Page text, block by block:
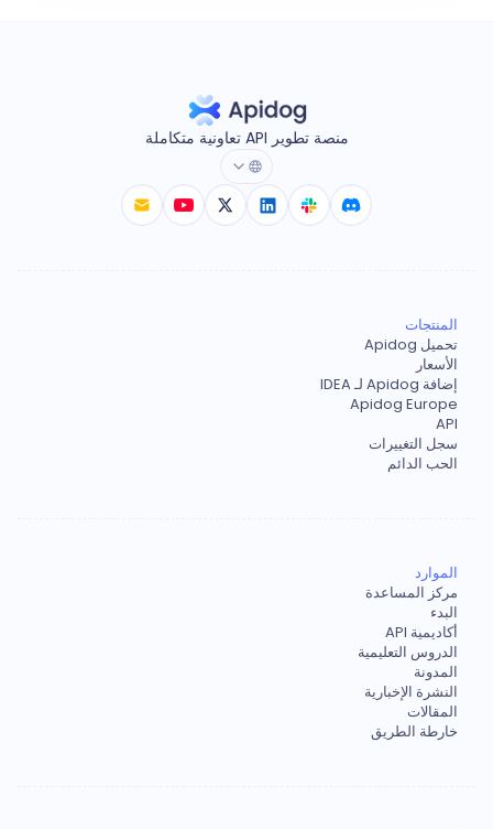
منصة تطوير API تعاونية متكاملة
المنتجات
تحميل Apidog
الأسعار
إضافة Apidog لـ IDEA
Apidog Europe
API
سجل التغييرات
الحب الدائم
الموارد
مركز المساعدة
البدء
أكاديمية API
الدروس التعليمية
المدونة
النشرة الإخبارية
المقالات
خارطة الطريق